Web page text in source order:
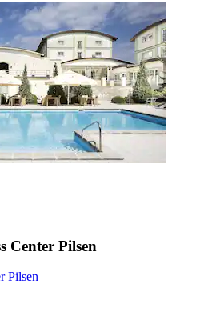
Center Pilsen
Pilsen